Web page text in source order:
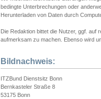
bedingte Unterbrechungen oder
Herunterladen von Daten durch
Die Redaktion bittet die Nutzer, ggf. auf
aufmerksam zu machen. Ebenso wird
Bildnachweis:
ITZBund Dienstsitz Bonn
Bernkasteler Straße 8
53175 Bonn